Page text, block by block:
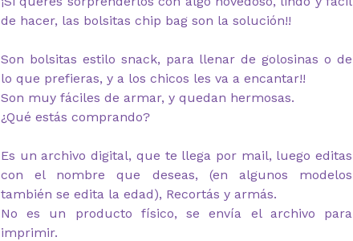
de hacer, las bolsitas chip bag son la solución!!
Son bolsitas estilo snack, para llenar de golosinas o de
lo que prefieras, y a los chicos les va a encantar!!
Son muy fáciles de armar, y quedan hermosas.
¿Qué estás comprando?
Es un archivo digital, que te llega por mail, luego editas
con el nombre que deseas, (en algunos modelos
también se edita la edad), Recortás y armás.
No es un producto físico, se envía el archivo para
imprimir.